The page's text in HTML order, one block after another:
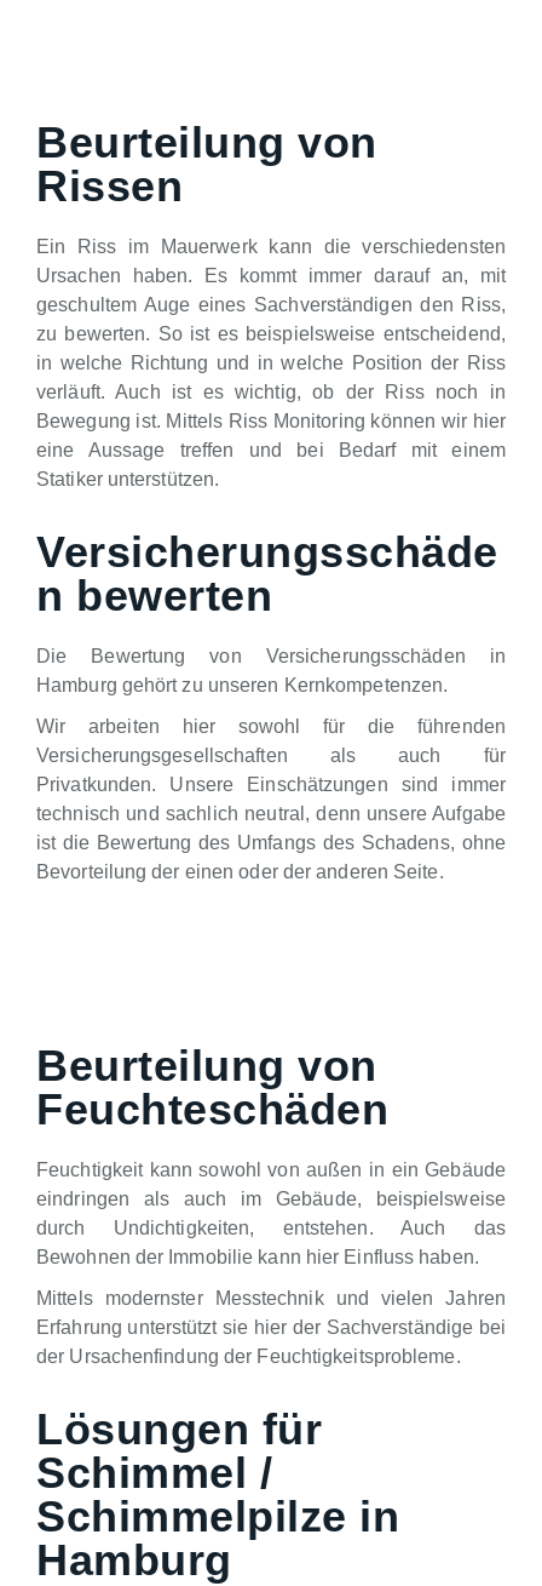
Beurteilung von
Rissen
Ein Riss im Mauerwerk kann die verschiedensten
Ursachen haben. Es kommt immer darauf an, mit
geschultem Auge eines Sachverständigen den Riss,
zu bewerten. So ist es beispielsweise entscheidend,
in welche Richtung und in welche Position der Riss
verläuft. Auch ist es wichtig, ob der Riss noch in
Bewegung ist. Mittels Riss Monitoring können wir hier
eine Aussage treffen und bei Bedarf mit einem
Statiker unterstützen.
Versicherungsschäde
n bewerten
Die Bewertung von Versicherungsschäden in
Hamburg gehört zu unseren Kernkompetenzen.
Wir arbeiten hier sowohl für die führenden
Versicherungsgesellschaften als auch für
Privatkunden. Unsere Einschätzungen sind immer
technisch und sachlich neutral, denn unsere Aufgabe
ist die Bewertung des Umfangs des Schadens, ohne
Bevorteilung der einen oder der anderen Seite.
Beurteilung von
Feuchteschäden
Feuchtigkeit kann sowohl von außen in ein Gebäude
eindringen als auch im Gebäude, beispielsweise
durch Undichtigkeiten, entstehen. Auch das
Bewohnen der Immobilie kann hier Einfluss haben.
Mittels modernster Messtechnik und vielen Jahren
Erfahrung unterstützt sie hier der Sachverständige bei
der Ursachenfindung der Feuchtigkeitsprobleme.
Lösungen für
Schimmel /
Schimmelpilze in
Hamburg